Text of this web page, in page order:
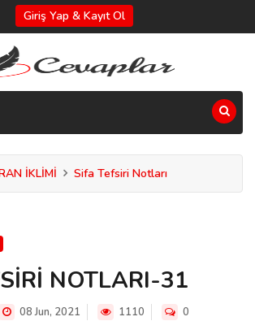
Giriş Yap & Kayıt Ol
İKLİMİ Sifa Tefsiri Notları
NOTLARI-31
08 Jun, 2021 1110 0